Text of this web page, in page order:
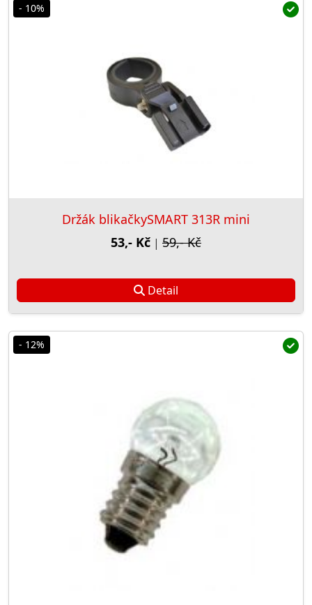
- 10%
Držák blikačkySMART 313R mini
53,- Kč | 59,- Kč
Detail
- 12%